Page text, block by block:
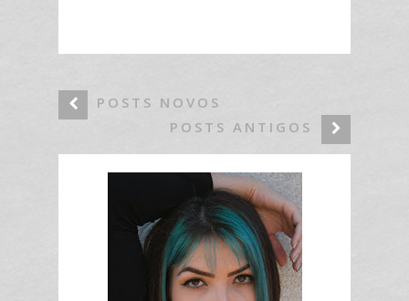
POSTS NOVOS
POSTS ANTIGOS